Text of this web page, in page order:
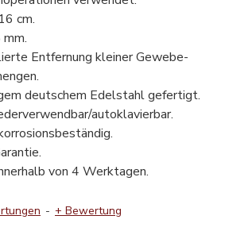
cm.
Entfernung kleiner Gewebe-
deutschem Edelstahl gefertigt.
autoklavierbar.
von 4 Werktagen.
- + Bewertung